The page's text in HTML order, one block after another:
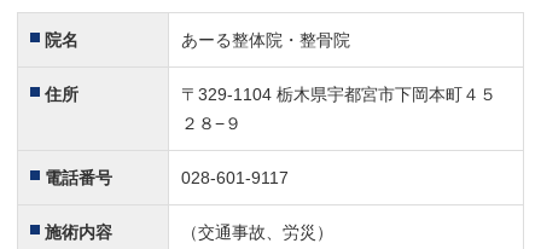
院名 あーる整体院・整骨院
住所
〒329-1104 栃木県宇都宮市下岡本町４５
２８−９
電話番号 028-601-9117
施術内容
（交通事故、労災）